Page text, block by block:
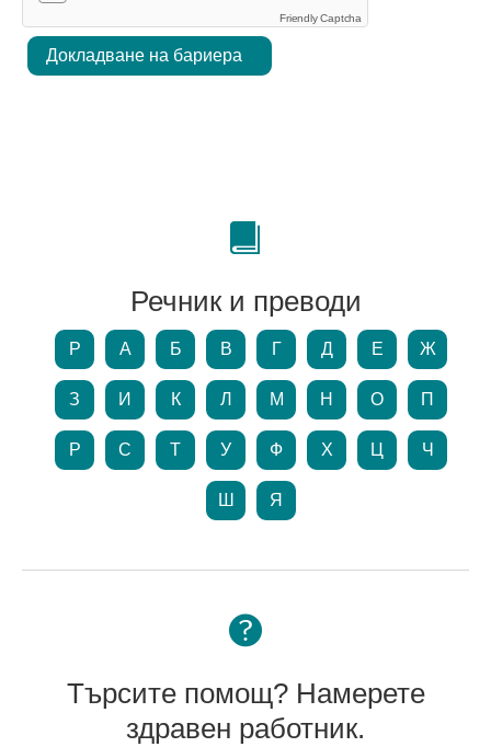
Friendly Captcha
Докладване на бариера
Речник и преводи
P А Б В Г Д Е Ж
З И К Л М Н О П
Р С Т У Ф Х Ц Ч
Ш Я
Търсите помощ? Намерете
здравен работник.